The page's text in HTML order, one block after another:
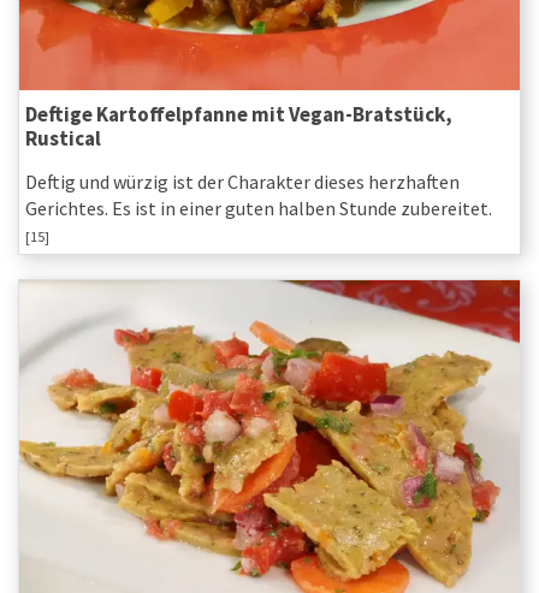
Deftige Kartoffelpfanne mit Vegan-Bratstück,
Rustical
Deftig und würzig ist der Charakter dieses herzhaften
Gerichtes. Es ist in einer guten halben Stunde zubereitet.
[15]